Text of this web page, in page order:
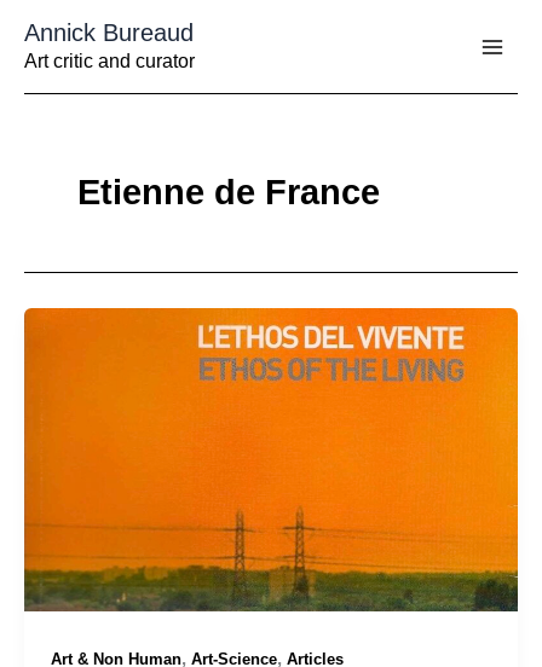
contenu
Annick Bureaud
Art critic and curator
Etienne de France
Art & Non Human, Art-Science, Articles